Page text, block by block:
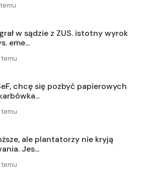
w sądzie z ZUS. istotny wyrok
eme...
temu
chcę się pozbyć papierowych
temu
ale plantatorzy nie kryją
Jes...
temu